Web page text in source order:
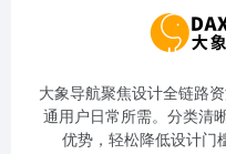
大象导航聚焦设计全链路
通用户日常所需。分类清
优势，轻松降低设计门